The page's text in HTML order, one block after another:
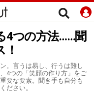
4つの方法……聞
。言うは易し、行うは難し
4つの「笑顔の作り方」をご
要な要素。聞き手も自分も
ださい。